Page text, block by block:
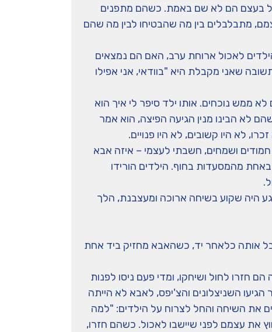
אבל בעצם הם לא שם באמת. כשהם מתפנים
מתבלבלים בין מה שהבטיחו לבין מה שהם
לאכול ארוחת ערב, האם הם נמצאים
שאני מקבלת היא "בוודאי, אני אפילו
ממש נוכחים. אותו ילד סיפר לי איך הוא
לא הבינו מנין הגיעה הפיצה, הוא אמר
לא היו קשובים, לא היו פנויים.
חמודים ושמחים, חשבתי לעצמי – איזה אבא
באחת מהמסעדות בחוף. הילדים הורידו
היה שקוע בשיחה ארוכה ומעצבנת, הלך
אותה כלאחר יד, כשהאבא מחזיק ביד אחת
חזרו לחול ושיחקו, ומדי פעם ניסו לפנות
השניצלונים והצ'יפס, לאבא לא הייתה
את השיחה והחל לצרוח על הילדים: "למה
את עצמם לפני שיישבו לאכול. כשהם חזרו,